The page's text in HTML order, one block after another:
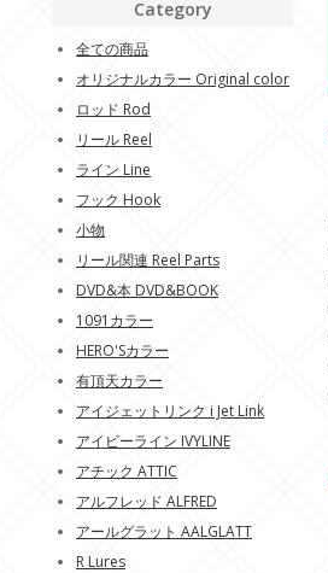
Category
全ての商品
オリジナルカラー Original color
ロッド Rod
リール Reel
ライン Line
フック Hook
小物
リール関連 Reel Parts
DVD&本 DVD&BOOK
1091カラー
HERO'Sカラー
有頂天カラー
アイジェットリンク i Jet Link
アイビーライン IVYLINE
アチック ATTIC
アルフレッド ALFRED
アールグラット AALGLATT
R Lures